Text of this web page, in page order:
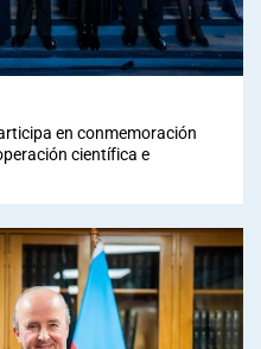
en conmemoración
científica e